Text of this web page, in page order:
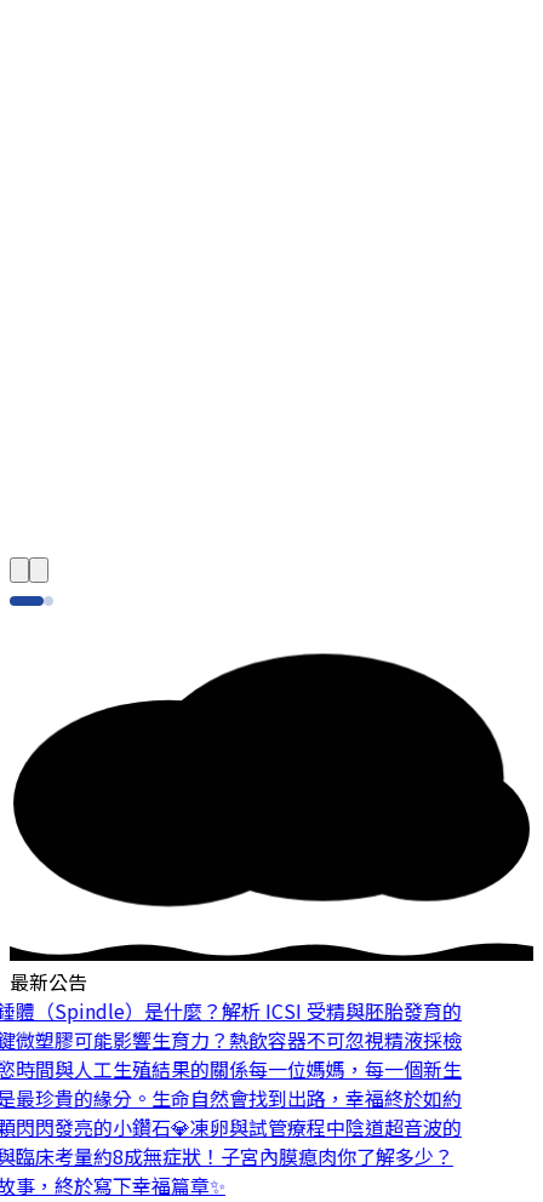
最新公告
（Spindle）是什麼？解析 ICSI 受精與胚胎發育的
微塑膠可能影響生育力？熱飲容器不可忽視精液採檢
間與人工生殖結果的關係每一位媽媽，每一個新生
珍貴的緣分。 生命自然會找到出路，幸福終於如約
閃發亮的小鑽石💎凍卵與試管療程中陰道超音波的
床考量約8成無症狀！子宮內膜瘜肉你了解多少？
，終於寫下幸福篇章✨